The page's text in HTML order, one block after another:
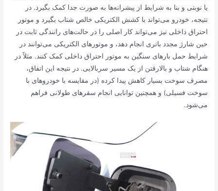
یا نوبتی و بنا به شرایط از پیشرانه‌ها به صورت جدا کمک بگیرد. در
نتیجه، خودرو می‌تواند با کشش الکتریکی خالص شتاب بگیرد و موتور
احتراق داخلی نیز می‌تواند کار اصلی را در حالت‌های رانندگی ثابت در
حین شارژ مجدد باتری انجام دهد، و موتورهای الکتریکی می‌توانند در
شرایط حمل بارهای سنگین به موتور احتراق داخلی کمک کنند. مثلاً در
هنگام شتاب و بالارفتن از یک مسیر سربالایی. در نتیجه این اتفاق،
مصرف سوخت بسیار کاهش پیدا کرده (در مقایسه با خودروهای با
سوخت فسیلی) و همچنین توانایی انجام سفرهای طولانی فراهم
می‌شود.